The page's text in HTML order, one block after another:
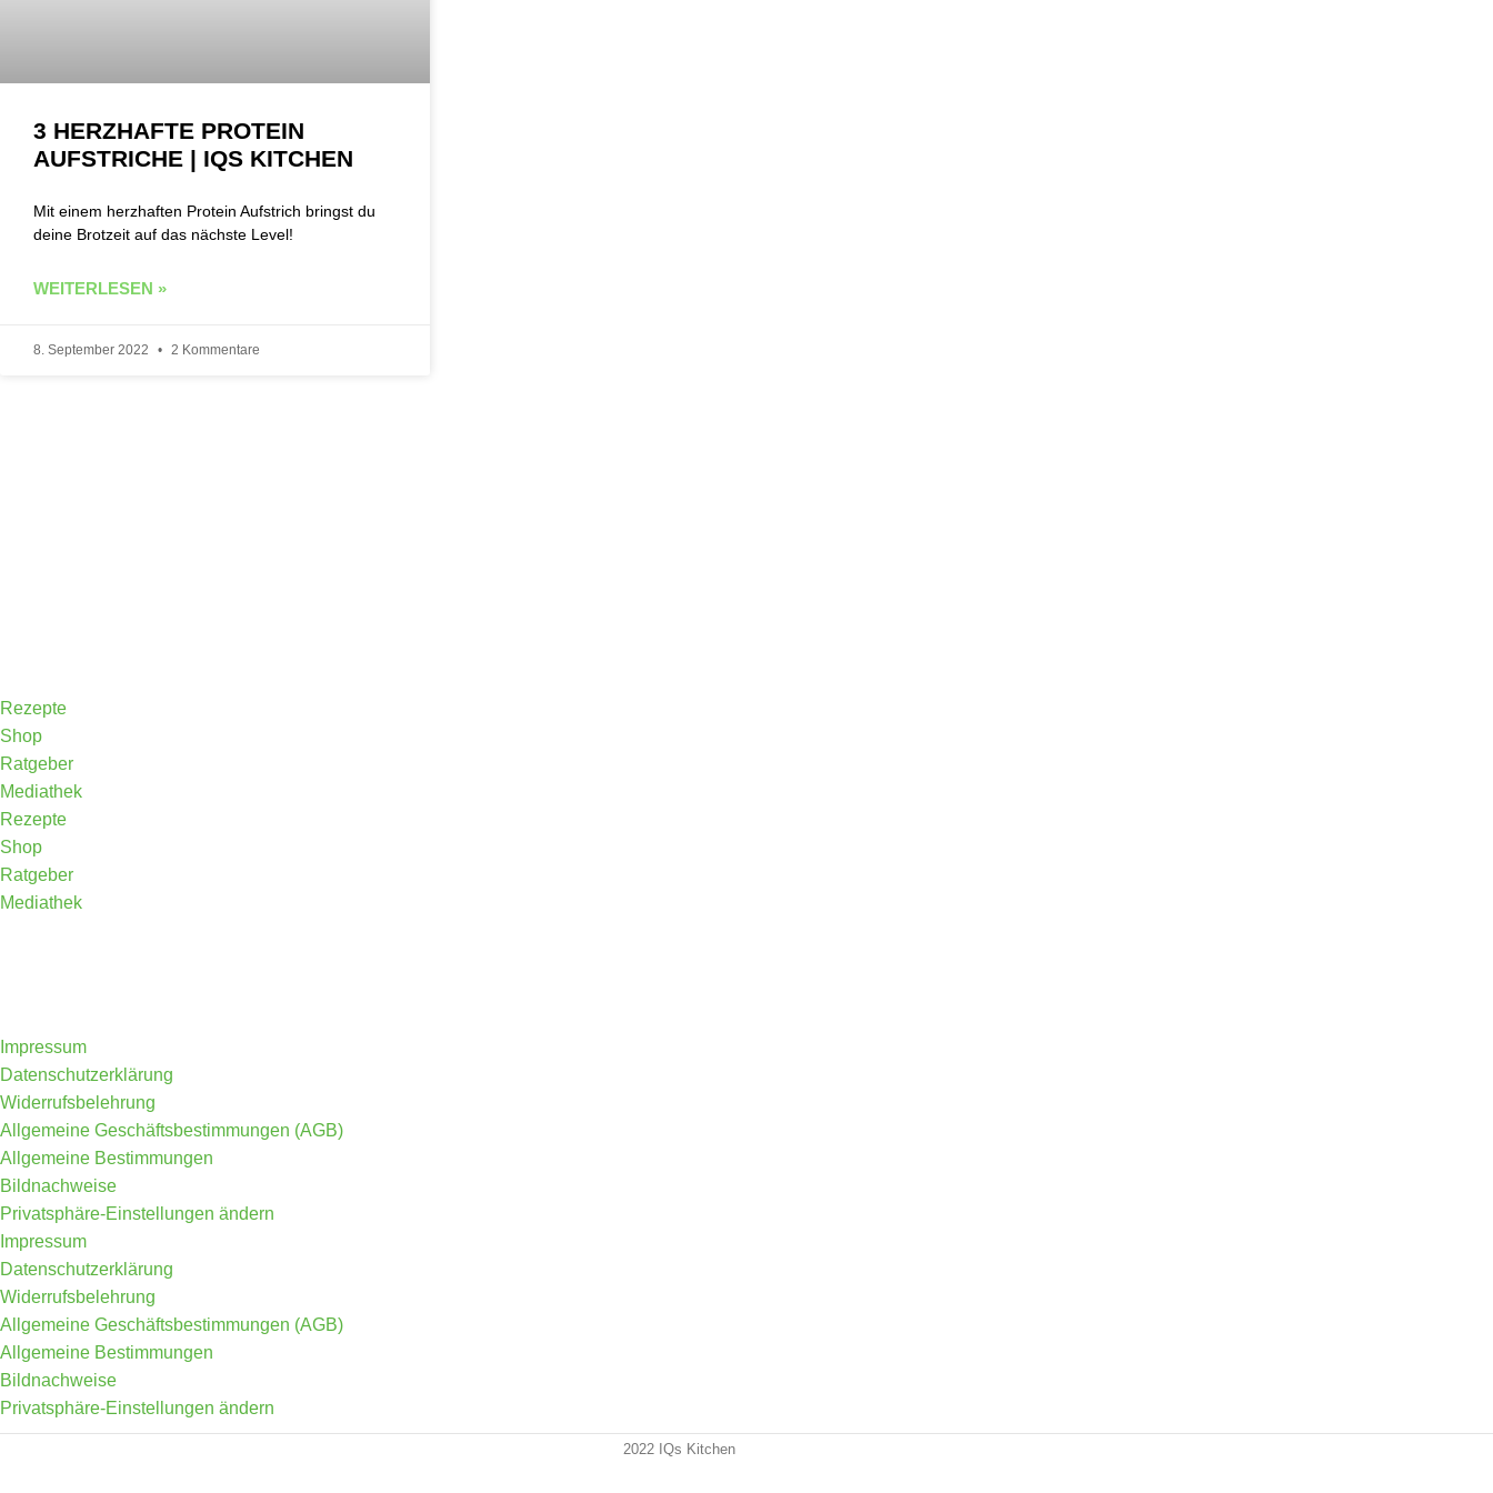
3 HERZHAFTE PROTEIN
AUFSTRICHE | IQS KITCHEN
Mit einem herzhaften Protein Aufstrich bringst du
deine Brotzeit auf das nächste Level!
WEITERLESEN »
8. September 2022 2 Kommentare
Rezepte
Shop
Ratgeber
Mediathek
Rezepte
Shop
Ratgeber
Mediathek
Impressum
Datenschutzerklärung
Widerrufsbelehrung
Allgemeine Geschäftsbestimmungen (AGB)
Allgemeine Bestimmungen
Bildnachweise
Privatsphäre-Einstellungen ändern
Impressum
Datenschutzerklärung
Widerrufsbelehrung
Allgemeine Geschäftsbestimmungen (AGB)
Allgemeine Bestimmungen
Bildnachweise
Privatsphäre-Einstellungen ändern
2022 IQs Kitchen